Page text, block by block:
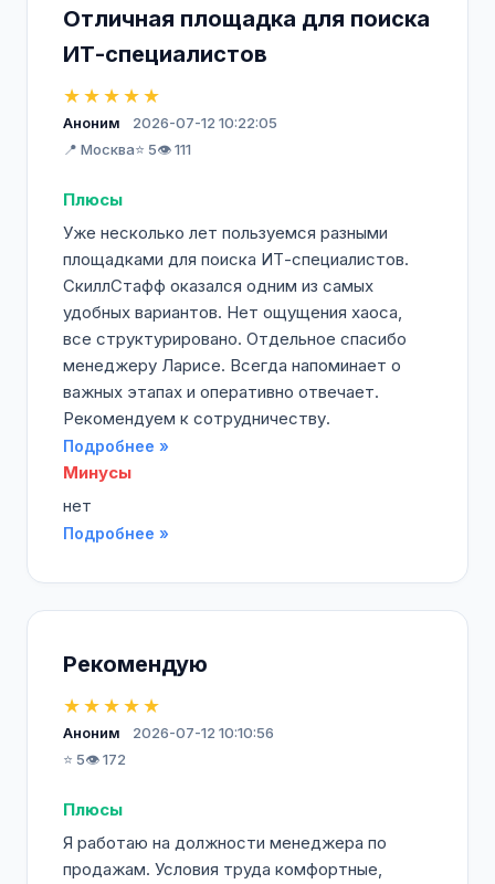
Отличная площадка для поиска
ИТ-специалистов
★★★★★
Аноним
2026-07-12 10:22:05
📍 Москва⭐ 5👁️ 111
Плюсы
Уже несколько лет пользуемся разными
площадками для поиска ИТ-специалистов.
СкиллСтафф оказался одним из самых
удобных вариантов. Нет ощущения хаоса,
все структурировано. Отдельное спасибо
менеджеру Ларисе. Всегда напоминает о
важных этапах и оперативно отвечает.
Рекомендуем к сотрудничеству.
Подробнее »
Минусы
нет
Подробнее »
Рекомендую
★★★★★
Аноним
2026-07-12 10:10:56
⭐ 5👁️ 172
Плюсы
Я работаю на должности менеджера по
продажам. Условия труда комфортные,